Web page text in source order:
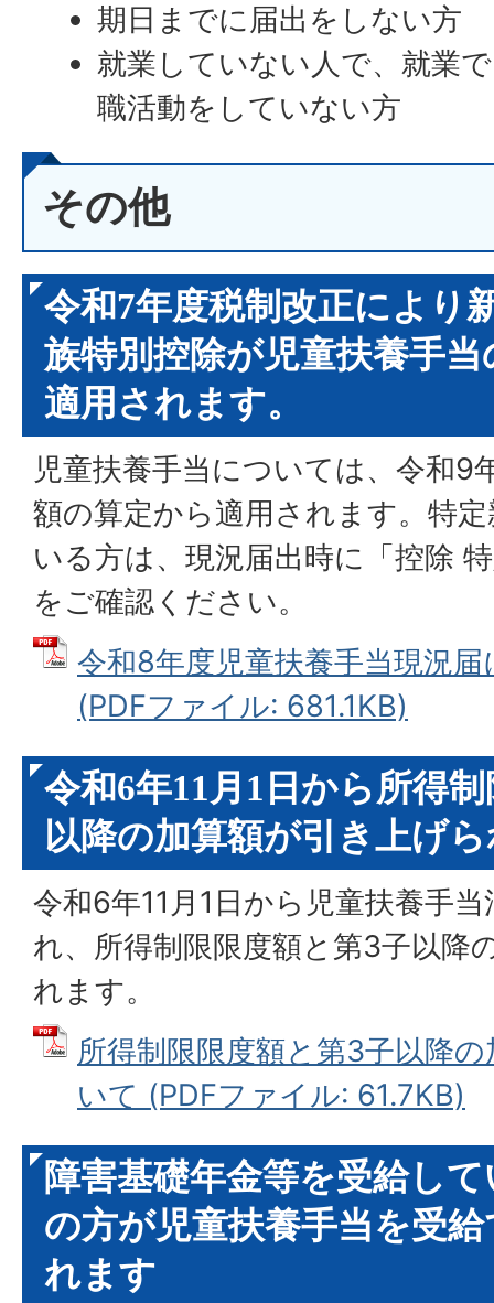
期日までに届出をしない方
就業していない人で、就業
職活動をしていない方
その他
令和7年度税制改正により
族特別控除が児童扶養手
適用されます。
児童扶養手当については、令和9
額の算定から適用されます。特
いる方は、現況届出時に「控除
をご確認ください。
令和8年度児童扶養手当現況
(PDFファイル: 681.1KB)
令和6年11月1日から所得
以降の加算額が引き上げ
令和6年11月1日から児童扶養手
れ、所得制限限度額と第3子以降
れます。
所得制限限度額と第3子以降
いて (PDFファイル: 61.7KB)
障害基礎年金等を受給し
の方が児童扶養手当を受
れます